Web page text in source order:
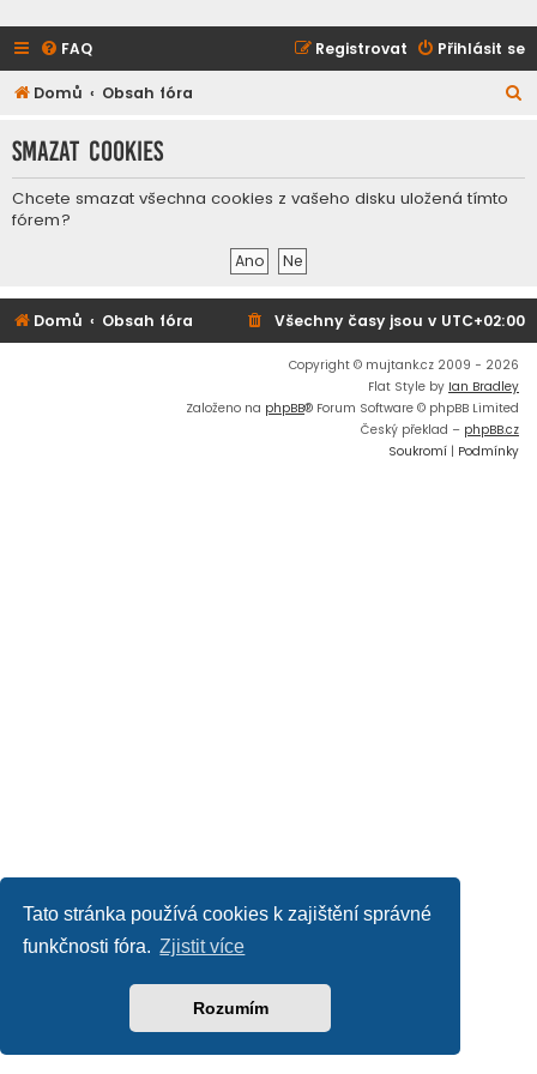
Tato stránka používá cookies k zajištění správné
funkčnosti fóra. Zjistit více
Rozumím
FAQ Přihlásit se
Registrovat
Domů Obsah fóra
d
Smazat cookies
Chcete smazat všechna cookies z vašeho disku uložená tímto
fórem?
Domů Obsah fóra Všechny časy jsou v UTC+02:00
Copyright © mujtank.cz 2009 - 2026
Flat Style by Ian Bradley
Založeno na phpBB® Forum Software © phpBB Limited
Český překlad – phpBB.cz
Soukromí | Podmínky